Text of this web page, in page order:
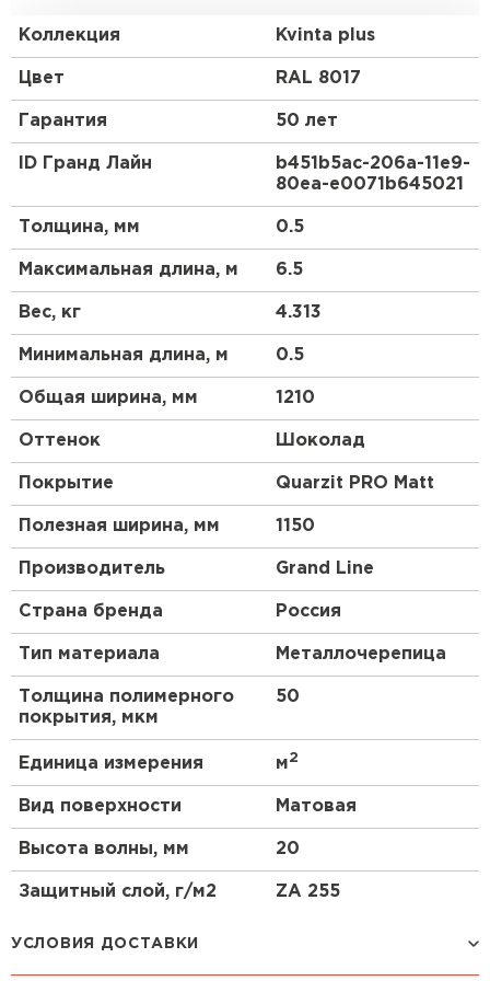
домиками.
Преимущества:
Геометрия волны и высота ступеньки 30 мм
повторяют профиль натуральной черепицы.
3D рез, повторяющий геометрию волны.
Коллекция Kvinta plus
Цвет RAL 8017
Гарантия 50 лет
ID Гранд Лайн
b451b5ac-206a-11e9-
80ea-e0071b645021
Толщина, мм 0.5
Максимальная длина, м 6.5
Вес, кг 4.313
Минимальная длина, м 0.5
Общая ширина, мм 1210
Оттенок Шоколад
Покрытие Quarzit PRO Matt
Полезная ширина, мм 1150
Производитель Grand Line
Страна бренда Россия
Тип материала Металлочерепица
Толщина полимерного
покрытия, мкм
50
Единица измерения м2
Вид поверхности Матовая
Высота волны, мм 20
Защитный слой, г/м2 ZA 255
УСЛОВИЯ ДОСТАВКИ